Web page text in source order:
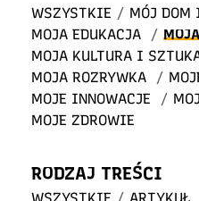
WSZYSTKIE / MÓJ DOM
MOJA EDUKACJA
/
MOJA KULTURA I
MOJA ROZRYWKA
/
MOJE INNOWACJE
/
MOJE ZDROWIE
RODZAJ TREŚCI